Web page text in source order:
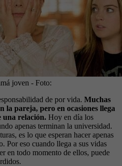
joven - Foto:
de por vida. Muchas
la pareja, pero en ocasiones llega
una relación. Hoy en día los
apenas terminan la universidad.
es lo que esperan hacer apenas
Por eso cuando llega a sus vidas
en todo momento de ellos, puede